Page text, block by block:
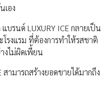
เอง
บรนด์ LUXURY ICE กลายเป็น
รงแรม ที่ต้องการทำให้รสชาติ
งไม่ผิดเพี้ยน
ามารถสร้างยอดขายได้มากถึง